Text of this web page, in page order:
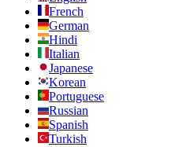
French
German
Hindi
Italian
Japanese
Korean
Portuguese
Russian
Spanish
Turkish